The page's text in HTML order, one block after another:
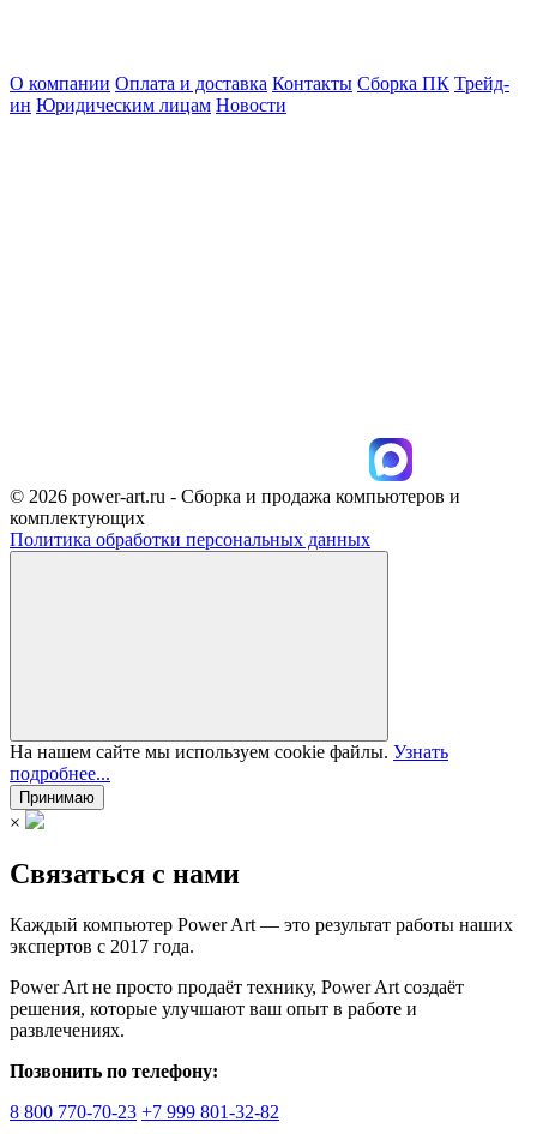
О компании Оплата и доставка Контакты Сборка ПК Трейд-
ин Юридическим лицам Новости
© 2026 power-art.ru - Сборка и продажа компьютеров и
комплектующих
Политика обработки персональных данных
На нашем сайте мы используем cookie файлы. Узнать
подробнее...
Принимаю
×
Связаться с нами
Каждый компьютер Power Art — это результат работы наших
экспертов с 2017 года.
Power Art не просто продаёт технику, Power Art создаёт
решения, которые улучшают ваш опыт в работе и
развлечениях.
Позвонить по телефону:
8 800 770-70-23 +7 999 801-32-82